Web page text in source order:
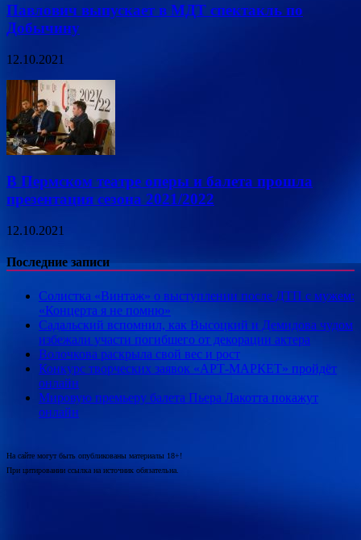
Павлович выпускает в МДТ спектакль по
Добычину
12.10.2021
В Пермском театре оперы и балета прошла
презентация сезона 2021/2022
12.10.2021
Последние записи
Солистка «Винтаж» о выступлении после ДТП с мужем:
«Концерта я не помню»
Садальский вспомнил, как Высоцкий и Демидова чудом
избежали участи погибшего от декорации актера
Волочкова раскрыла свой вес и рост
Конкурс творческих заявок «АРТ-МАРКЕТ» пройдёт
онлайн
Мировую премьеру балета Пьера Лакотта покажут
онлайн
На сайте могут быть опубликованы материалы 18+!
При цитировании ссылка на источник обязательна.